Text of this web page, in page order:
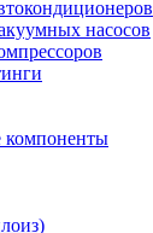
насосов
компоненты